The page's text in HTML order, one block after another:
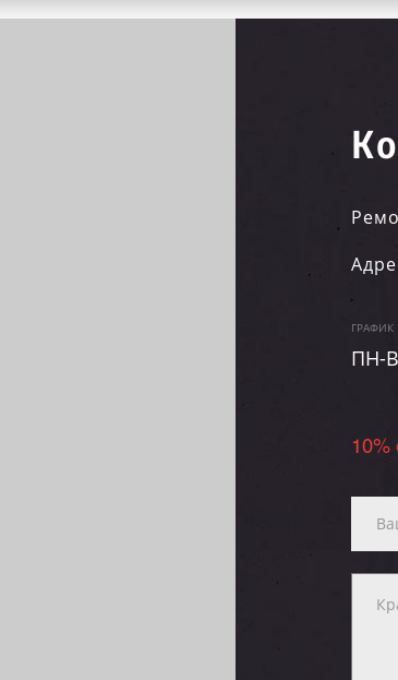
ГРАФИК
ПН-
10%